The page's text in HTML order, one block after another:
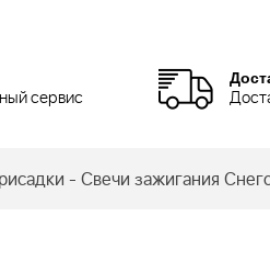
сервис
- Свечи зажигания